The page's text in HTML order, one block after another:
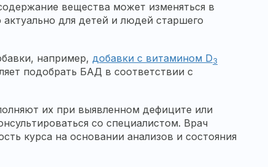
вещества может изменяться в
для детей и людей старшего
например, добавки с витамином D3
подобрать БАД в соответствии с
их при выявленном дефиците или
со специалистом. Врач
курса на основании анализов и состояния